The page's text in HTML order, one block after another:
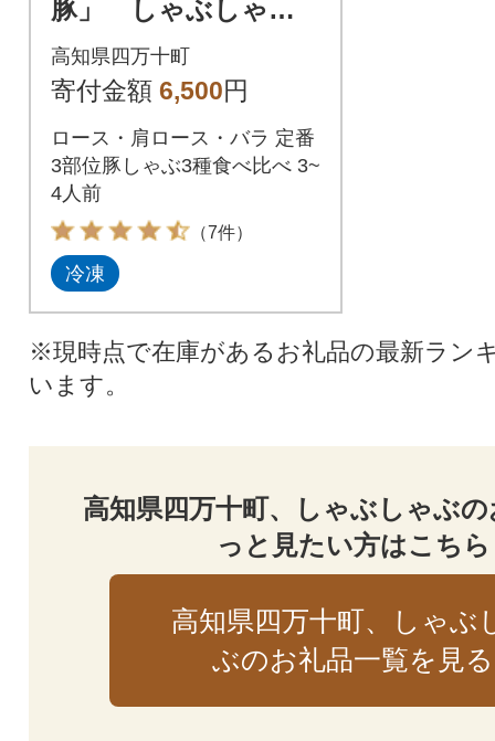
豚」 しゃぶしゃぶ3
種食べ比べ 600g
ロース 肩ロース
高知県四万十町
寄付金額 6,500円
ロース・肩ロース・バラ 定番
3部位豚しゃぶ3種食べ比べ 3~
4人前
（7件）
冷凍
※現時点で在庫があるお礼品の最新ラン
います。
高知県四万十町、しゃぶしゃぶ
っと見たい方はこちら
高知県四万十町、しゃぶ
ぶのお礼品一覧を見る